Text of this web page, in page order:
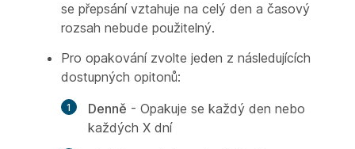
se přepsání vztahuje na celý den a časový
rozsah nebude použitelný.
Pro opakování zvolte jeden z následujících
dostupných opitonů:
Denně - Opakuje se každý den nebo
každých X dní